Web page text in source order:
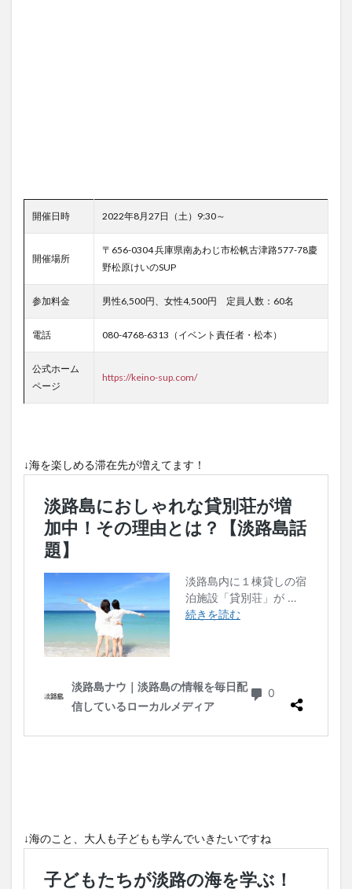
開催日時 2022年8月27日（土）9:30～
開催場所
〒656-0304 兵庫県南あわじ市松帆古津路577-78慶
野松原けいのSUP
参加料金 男性6,500円、女性4,500円 定員人数：60名
電話 080-4768-6313（イベント責任者・松本）
公式ホーム
ページ
https://keino-sup.com/
↓海を楽しめる滞在先が増えてます！
↓海のこと、大人も子どもも学んでいきたいですね